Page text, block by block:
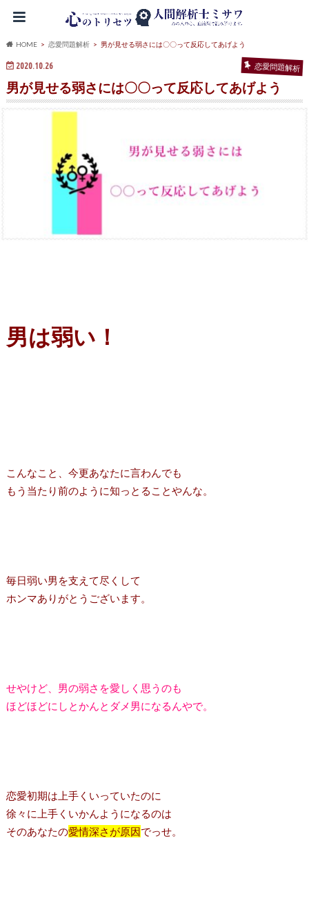
HOME 恋愛問題解析 男が見せる弱さには〇〇って反応してあげよう
2020.10.26 恋愛問題解析
男が見せる弱さには〇〇って反応してあげよう
男は弱い！
こんなこと、今更あなたに言わんでも
もう当たり前のように知っとることやんな。
毎日弱い男を支えて尽くして
ホンマありがとうございます。
せやけど、男の弱さを愛しく思うのも
ほどほどにしとかんとダメ男になるんやで。
恋愛初期は上手くいっていたのに
徐々に上手くいかんようになるのは
そのあなたの愛情深さが原因でっせ。